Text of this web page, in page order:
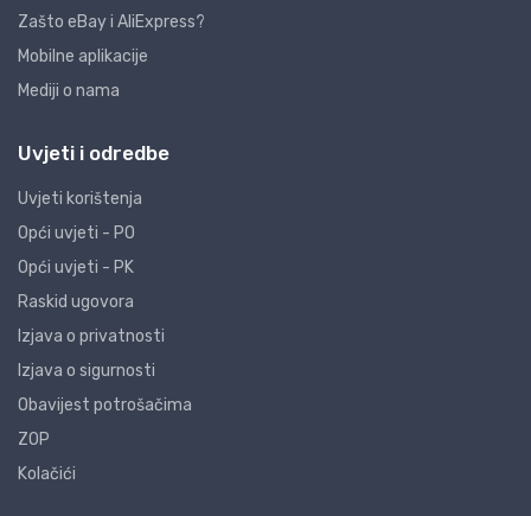
Zašto eBay i AliExpress?
Mobilne aplikacije
Mediji o nama
Uvjeti i odredbe
Uvjeti korištenja
Opći uvjeti - PO
Opći uvjeti - PK
Raskid ugovora
Izjava o privatnosti
Izjava o sigurnosti
Obavijest potrošačima
ZOP
Kolačići